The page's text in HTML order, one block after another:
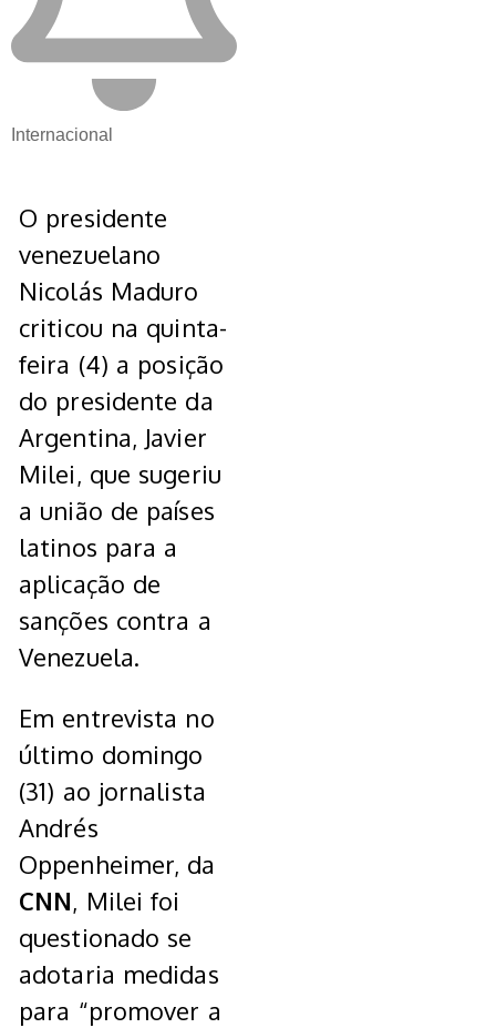
Internacional
O presidente
venezuelano
Nicolás Maduro
criticou na quinta-
feira (4) a posição
do presidente da
Argentina, Javier
Milei, que sugeriu
a união de países
latinos para a
aplicação de
sanções contra a
Venezuela.
Em entrevista no
último domingo
(31) ao jornalista
Andrés
Oppenheimer, da
CNN, Milei foi
questionado se
adotaria medidas
para “promover a